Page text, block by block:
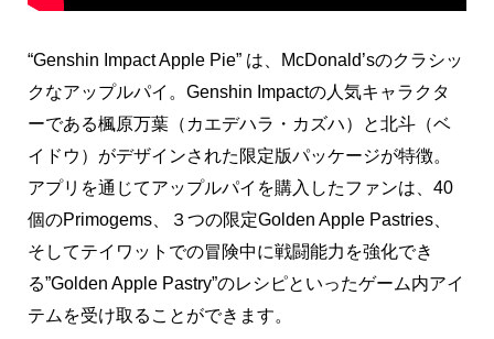
“Genshin Impact Apple Pie” は、McDonald’sのクラシッ
クなアップルパイ。Genshin Impactの人気キャラクタ
ーである楓原万葉（カエデハラ・カズハ）と北斗（ベ
イドウ）がデザインされた限定版パッケージが特徴。
アプリを通じてアップルパイを購入したファンは、40
個のPrimogems、３つの限定Golden Apple Pastries、
そしてテイワットでの冒険中に戦闘能力を強化でき
る”Golden Apple Pastry”のレシピといったゲーム内アイ
テムを受け取ることができます。